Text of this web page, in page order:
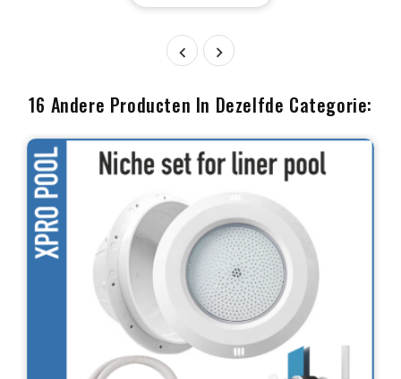
 
16 Andere Producten In Dezelfde Categorie: